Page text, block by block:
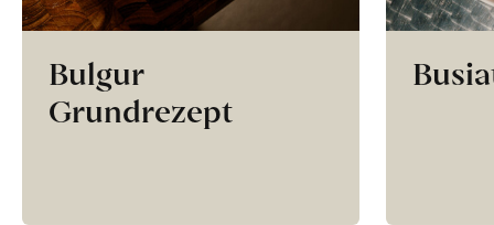
Bulgur
Grundrezept